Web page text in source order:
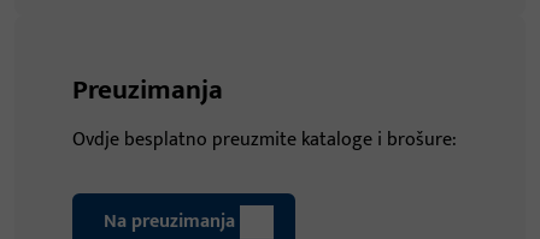
Preuzimanja
Ovdje besplatno preuzmite kataloge i brošure:
Na preuzimanja